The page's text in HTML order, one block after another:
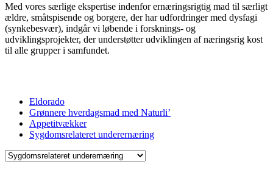
Med vores særlige ekspertise indenfor ernæringsrigtig mad til særligt
ældre, småtspisende og borgere, der har udfordringer med dysfagi
(synkebesvær), indgår vi løbende i forsknings- og
udviklingsprojekter, der understøtter udviklingen af næringsrig kost
til alle grupper i samfundet.
Eldorado
Grønnere hverdagsmad med Naturli’
Appetitvækker
Sygdomsrelateret underernæring